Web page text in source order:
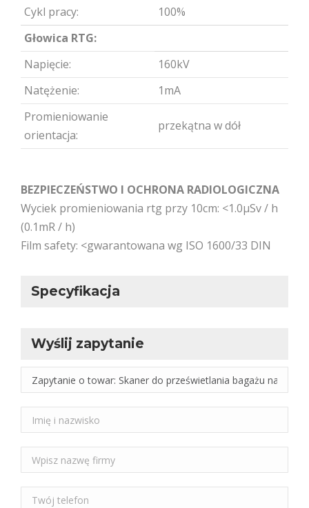
Cykl pracy:
100%
Głowica RTG:
Napięcie:
160kV
Natężenie:
1mA
Promieniowanie
orientacja:
przekątna w dół
BEZPIECZEŃSTWO I OCHRONA RADIOLOGICZNA
Wyciek promieniowania rtg przy 10cm: <1.0μSv / h
(0.1mR / h)
Film safety: <gwarantowana wg ISO 1600/33 DIN
Specyfikacja
Wyślij zapytanie